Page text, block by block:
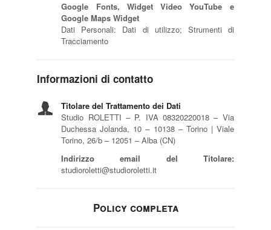
Google Fonts, Widget Video YouTube e
Google Maps Widget
Dati Personali: Dati di utilizzo; Strumenti di
Tracciamento
Informazioni di contatto
Titolare del Trattamento dei Dati
Studio ROLETTI – P. IVA 08320220018 – Via
Duchessa Jolanda, 10 – 10138 – Torino | Viale
Torino, 26/b – 12051 – Alba (CN)
Indirizzo email del Titolare:
studioroletti@studioroletti.it
Policy completa